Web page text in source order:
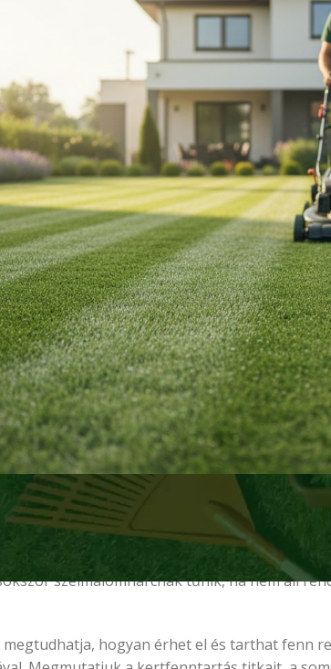
a rakoncátlankodó fűnyíró felett,
kertvárosi részein is gyakran több nyűggel
vágásra, a megfelelő géppark fenntartása
szélmalomharcnak tűnik, ha nem áll
hogyan érhet el és tarthat fenn